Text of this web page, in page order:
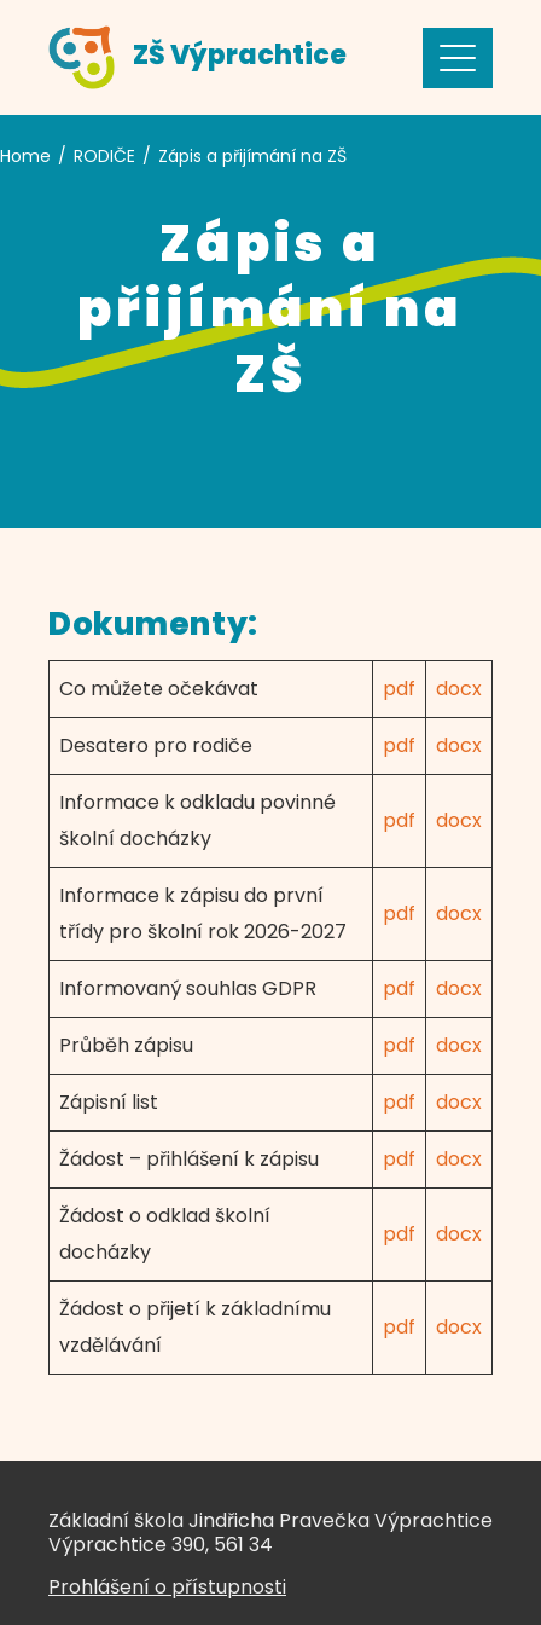
content
ZŠ Výprachtice
Zápis a
přijímání na
ZŠ
Home RODIČE Zápis a přijímání na ZŠ
Dokumenty:
Co můžete očekávat pdf docx
Desatero pro rodiče pdf docx
Informace k odkladu povinné
školní docházky
pdf docx
Informace k zápisu do první
třídy pro školní rok 2026-2027
pdf docx
Informovaný souhlas GDPR pdf docx
Průběh zápisu pdf docx
Zápisní list pdf docx
Žádost – přihlášení k zápisu pdf docx
Žádost o odklad školní
docházky
pdf docx
Žádost o přijetí k základnímu
vzdělávání
pdf docx
Základní škola Jindřicha Pravečka Výprachtice
Výprachtice 390, 561 34
Prohlášení o přístupnosti